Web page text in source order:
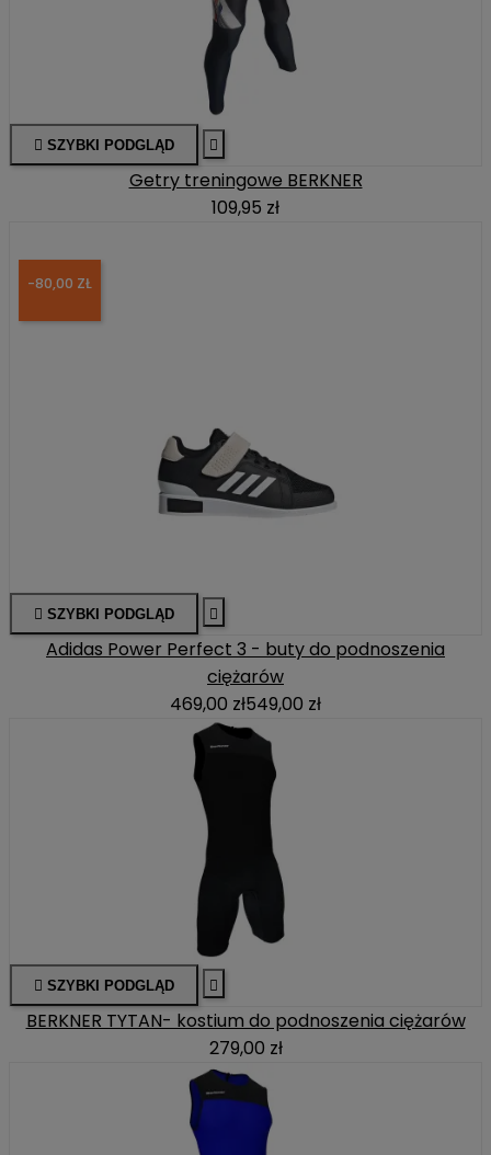
 SZYBKI PODGLĄD 
Getry treningowe BERKNER
109,95 zł
-80,00 ZŁ
 SZYBKI PODGLĄD 
Adidas Power Perfect 3 - buty do podnoszenia
ciężarów
469,00 zł549,00 zł
 SZYBKI PODGLĄD 
BERKNER TYTAN- kostium do podnoszenia ciężarów
279,00 zł